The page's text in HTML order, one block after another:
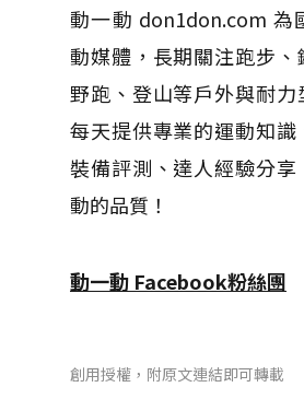
動一動 don1don.com 為
動媒體，長期關注跑步
野跑、登山等戶外與耐力
每天提供專業的運動知識
裝備評測、達人經驗分享
動的品質！
動一動 Facebook粉絲團
創用授權，附原文連結即可轉載